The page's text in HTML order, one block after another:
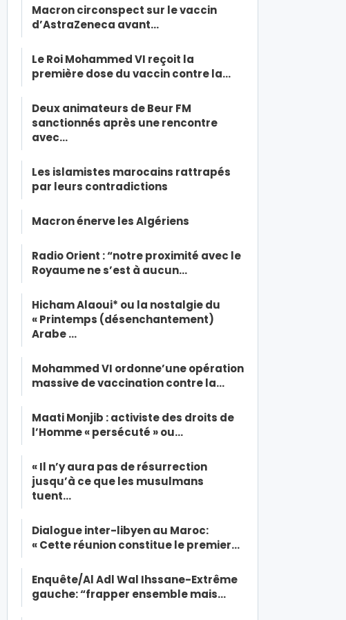
Macron circonspect sur le vaccin
d’AstraZeneca avant…
Le Roi Mohammed VI reçoit la
première dose du vaccin contre la…
Deux animateurs de Beur FM
sanctionnés après une rencontre
avec…
Les islamistes marocains rattrapés
par leurs contradictions
Macron énerve les Algériens
Radio Orient : “notre proximité avec le
Royaume ne s’est à aucun…
Hicham Alaoui* ou la nostalgie du
« Printemps (désenchantement)
Arabe …
Mohammed VI ordonne’une opération
massive de vaccination contre la…
Maati Monjib : activiste des droits de
l’Homme « persécuté » ou…
« Il n’y aura pas de résurrection
jusqu’à ce que les musulmans
tuent…
Dialogue inter-libyen au Maroc:
« Cette réunion constitue le premier…
Enquête/Al Adl Wal Ihssane-Extrême
gauche: “frapper ensemble mais…